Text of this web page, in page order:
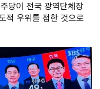
당이 전국 광역단체장
적 우위를 점한 것으로